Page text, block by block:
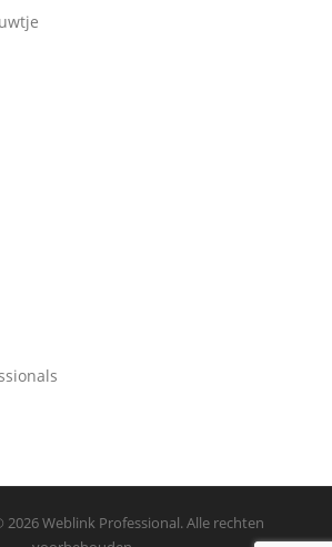
Weblink Professional. Alle rechten